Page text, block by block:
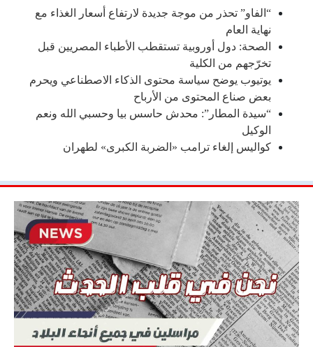
“الفاو” تحذر من موجة جديدة لارتفاع أسعار الغذاء مع
نهاية العام
الصحة: دول أوروبية تستقطب الأطباء المصريين قبل
تخرّجهم من الكلية
يوتيوب يوضح سياسة محتوى الذكاء الاصطناعي ويحرم
بعض صناع المحتوى من الأرباح
“سيدة المطار”: محدش حاسس بيا وحسبي الله ونعم
الوكيل
كواليس إلغاء ترامب «الضربة الكبرى» لطهران